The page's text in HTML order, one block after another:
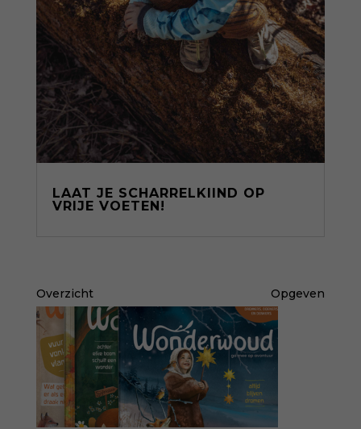
LAAT JE SCHARRELKIIND OP
VRIJE VOETEN!
Overzicht Opgeven